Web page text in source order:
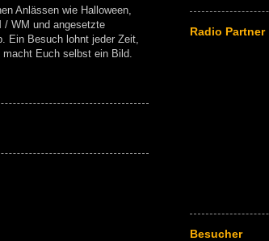
Anlässen wie Halloween,
/ WM und angesetzte
Ein Besuch lohnt jeder Zeit,
Euch selbst ein Bild.
Radio Partner
Besucher